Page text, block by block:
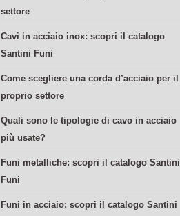
settore
Cavi in acciaio inox: scopri il catalogo
Santini Funi
Come scegliere una corda d’acciaio per il
proprio settore
Quali sono le tipologie di cavo in acciaio
più usate?
Funi metalliche: scopri il catalogo Santini
Funi
Funi in acciaio: scopri il catalogo Santini